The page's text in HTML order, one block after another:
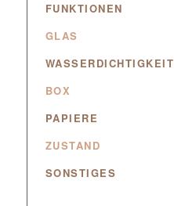
FUNKTIONEN
GLAS
WASSERDICHTIGKEIT
BOX
PAPIERE
ZUSTAND
SONSTIGES